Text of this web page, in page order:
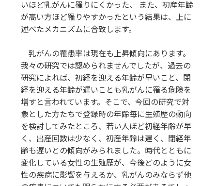
いほど乳がんに罹りにくかった、 また、初産年齢
が高い方ほど罹りやすかったという結果は、上に
述べたメカニズムに合致します。
乳がんの罹患率は現在も上昇傾向にあります。
我々の研究では認められませんでしたが、過去の
研究によれば、初経を迎える年齢が早いこと、閉
経を迎える年齢が遅いことも乳がんに罹る危険を
増すと言われています。そこで、今回の研究で対
象とした方たちで登録時の年齢毎に生殖歴の動向
を検討してみたところ、若い人ほど初経年齢が早
く、出産回数は少なく、初産年齢は遅く、閉経年
齢も遅いとの傾向がみられました。時代とともに
変化している女性の生殖歴が、今後どのように女
性の疾病に影響を与えるか、乳がんのみならず他